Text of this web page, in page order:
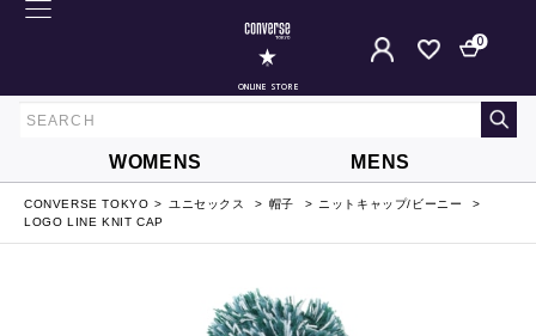
ONLINE STORE
0
WOMENS MENS
CONVERSE TOKYO ユニセックス 帽子
ニットキャップ/ビーニー
LOGO LINE KNIT CAP